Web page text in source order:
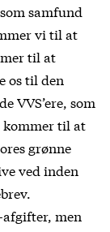
samfund
vi til at
til at
os til den
VVS’ere, som
kommer til at
grønne
ved inden
afgifter, men